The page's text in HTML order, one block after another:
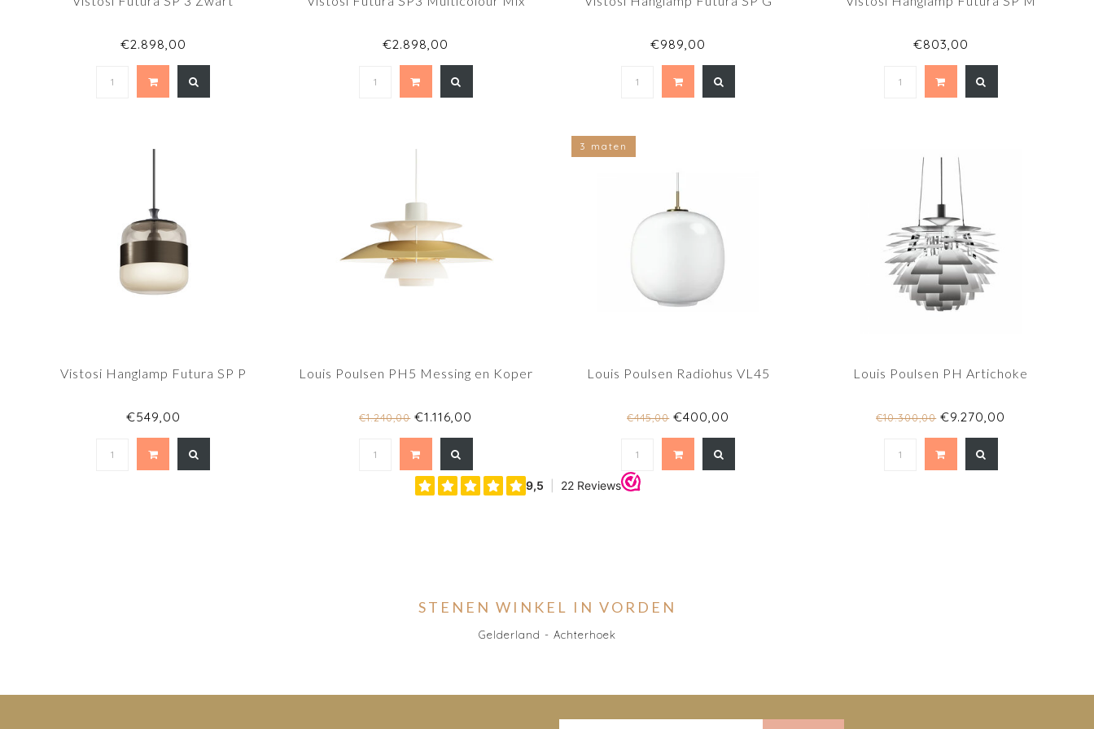
€2.898,00 €2.898,00 €989,00 €803,00
Vistosi Hanglamp Futura SP P
€549,00
Louis Poulsen PH5 Messing en Koper
€1.240,00€1.116,00
3 maten
Louis Poulsen Radiohus VL45
€445,00€400,00
Louis Poulsen PH Artichoke
€10.300,00€9.270,00
STENEN WINKEL IN VORDEN
Gelderland - Achterhoek